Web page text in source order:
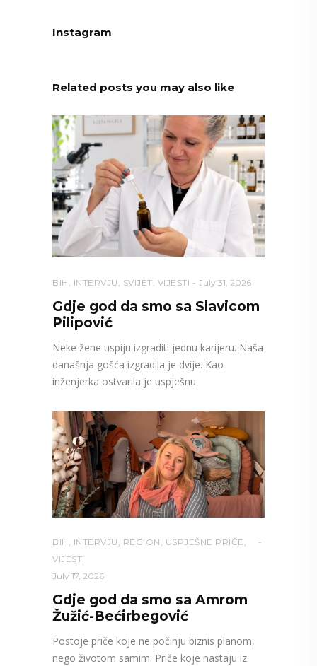
Instagram
Related posts you may also like
BIH , INTERVJU , SVIJET, VIJESTI July 31, 2026
Gdje god da smo sa Slavicom
Pilipović
Neke žene uspiju izgraditi jednu karijeru. Naša
današnja gošća izgradila je dvije. Kao
inženjerka ostvarila je uspješnu
BIH , INTERVJU , REGION , USPJEŠNE PRIČE ,
VIJESTI
July 17, 2026
Gdje god da smo sa Amrom
Žužić-Bećirbegović
Postoje priče koje ne počinju biznis planom,
nego životom samim. Priče koje nastaju iz